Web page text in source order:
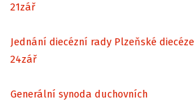
21zář
Jednání diecézní rady Plzeňské diecéze
24zář
Generální synoda duchovních